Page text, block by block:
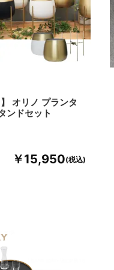
オリノ プランタ
ンドセット
￥15,950